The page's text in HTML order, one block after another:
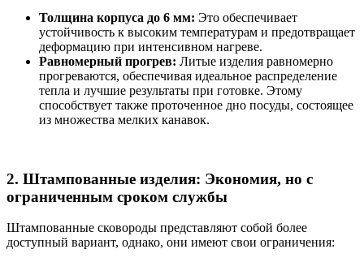
Толщина корпуса до 6 мм: Это обеспечивает
устойчивость к высоким температурам и предотвращает
деформацию при интенсивном нагреве.
Равномерный прогрев: Литые изделия равномерно
прогреваются, обеспечивая идеальное распределение
тепла и лучшие результаты при готовке. Этому
способствует также проточенное дно посуды, состоящее
из множества мелких канавок.
2. Штампованные изделия: Экономия, но с
ограниченным сроком службы
Штампованные сковороды представляют собой более
доступный вариант, однако, они имеют свои ограничения: